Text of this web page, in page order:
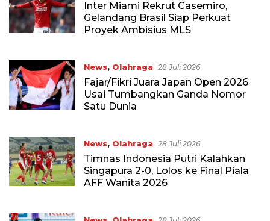
Inter Miami Rekrut Casemiro,
Gelandang Brasil Siap Perkuat
Proyek Ambisius MLS
News, Olahraga 28 Juli 2026
Fajar/Fikri Juara Japan Open 2026
Usai Tumbangkan Ganda Nomor
Satu Dunia
News, Olahraga 28 Juli 2026
Timnas Indonesia Putri Kalahkan
Singapura 2-0, Lolos ke Final Piala
AFF Wanita 2026